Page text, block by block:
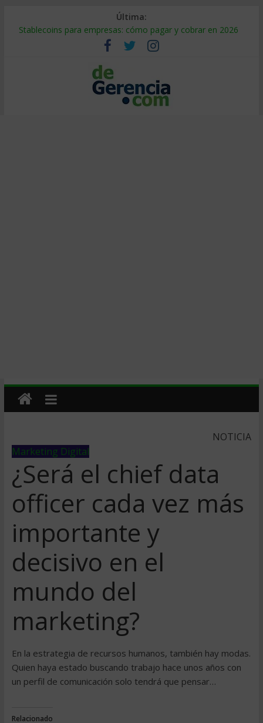
Última:
Stablecoins para empresas: cómo pagar y cobrar en 2026
Despido silencioso: qué es y por qué sale tan caro
IA en selección de personal: cómo auditarla a tiempo
Trabajo forzoso en la cadena de suministro: qué hacer
Mercado hispano de EE. UU.: cómo segmentarlo y venderle
NOTICIA
Marketing Digital
¿Será el chief data
officer cada vez más
importante y
decisivo en el
mundo del
marketing?
En la estrategia de recursos humanos, también hay modas.
Quien haya estado buscando trabajo hace unos años con
un perfil de comunicación solo tendrá que pensar…
Relacionado